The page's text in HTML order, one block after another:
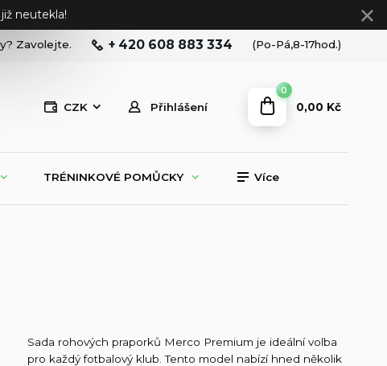
neutekla!
CZK Přihlášení
Zavolejte. + 420 608 883 334 (Po-Pá,8-17hod.)
0
0,00 Kč
TRÉNINKOVÉ POMŮCKY Více
Sada rohových praporků Merco Premium je ideální volba
pro každý fotbalový klub. Tento model nabízí hned několik